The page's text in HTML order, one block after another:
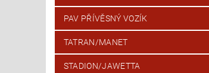
PAV PŘÍVĚSNÝ VOZÍK
TATRAN/MANET
STADION/JAWETTA